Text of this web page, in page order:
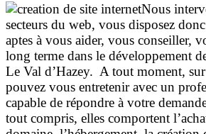
Nous
secteurs du web, vous disposez
aptes à vous aider, vous conseiller,
long terme dans le développement
Le Val d’Hazey. A tout moment,
pouvez vous entretenir avec un
capable de répondre à votre
tout compris, elles comportent